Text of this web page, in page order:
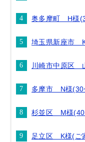
奥多摩町 H様
埼玉県新座市
川崎市中原区
多摩市 N様(30
杉並区 M様(40
足立区 K様(ご